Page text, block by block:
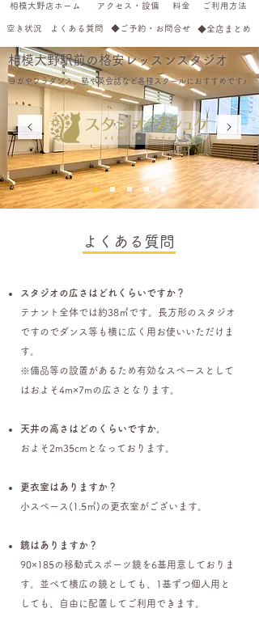
相模大野店ホーム アクセス・設備 料金 ご利用方法
空き状況 よくある質問 ◆ご予約・お問合せ ◆全店まとめ
相模大野駅前の格安レッスンスタジオ
ヨガやフラダンス、塾や英会話など各種スクールにおすすめです♪
よくある質問
スタジオの広さはどれくらいですか？
テナント全体では約38㎡です。長方形のスタジオ
ですのでダンス等も横に広く用お使いいただけま
す。
※備品等の設置があるため有効なスペースとして
はおよそ4m×7mの広さとなります。
天井の高さはどのくらいですか。
およそ2m35cmとなっております。
更衣室はありますか？
小スペース(1.5㎡)の更衣室がございます。
鏡はありますか？
90×185の移動式スポーツ鏡を6基用意しておりま
す。並べて横広の鏡としても、1基ずつ個人用と
しても、自由に配置してご利用できます。